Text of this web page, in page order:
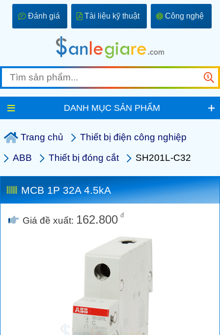
Đánh giá Tài liệu kỹ thuật Công nghệ
DANH MỤC SẢN PHẨM
Trang chủ
Thiết bị điện công nghiệp
ABB
Thiết bị đóng cắt SH201L-C32
MCB 1P 32A 4.5kA
Giá đề xuất: 162.800 đ